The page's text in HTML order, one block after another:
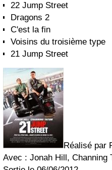
22 Jump Street
Dragons 2
C'est la fin
Voisins du troisième type
21 Jump Street
Réalisé par
Avec : Jonah Hill, Channing